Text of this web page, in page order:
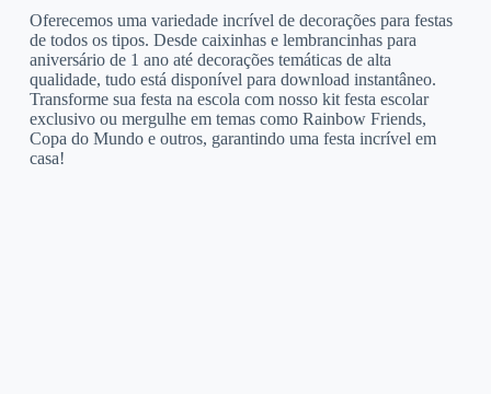
Oferecemos uma variedade incrível de decorações para festas
de todos os tipos. Desde caixinhas e lembrancinhas para
aniversário de 1 ano até decorações temáticas de alta
qualidade, tudo está disponível para download instantâneo.
Transforme sua festa na escola com nosso kit festa escolar
exclusivo ou mergulhe em temas como Rainbow Friends,
Copa do Mundo e outros, garantindo uma festa incrível em
casa!